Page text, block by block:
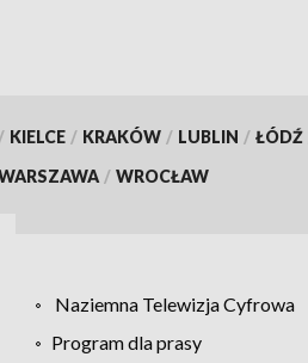
/ KIELCE / KRAKÓW / LUBLIN / ŁÓDŹ
/ WROCŁAW
Naziemna Telewizja Cyfrowa
Program dla prasy